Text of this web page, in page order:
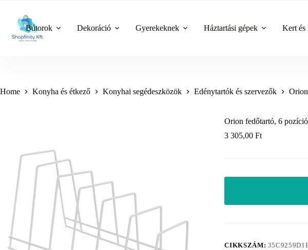
content
Bútorok Dekoráció Gyerekeknek Háztartási gépek Kert és
Home Konyha és étkező Konyhai segédeszközök Edénytartók és szervezők
Orion fedőtartó, 6 pozíció
3 305,00Ft
CIKKSZÁM: